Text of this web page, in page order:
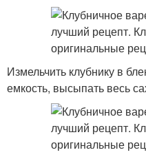
Измельчить клубнику в
емкость, высыпать весь